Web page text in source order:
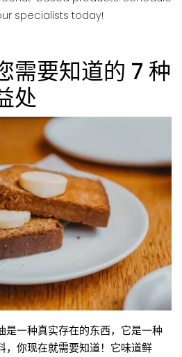
specialists today!
需要知道的 7 种
处
是一种真实存在的东西，它是一种
，你现在就需要知道！它味道鲜